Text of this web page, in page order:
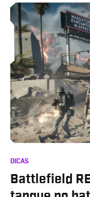
DICAS
Battlefield